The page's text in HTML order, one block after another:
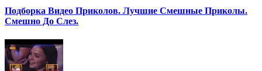
Подборка Видео Приколов. Лучшие Смешные Приколы.
Смешно До Слез.